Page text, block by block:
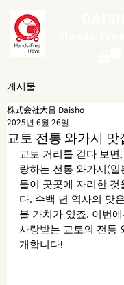
게시물
교토 전통 와가시 맛
株式会社大昌 Daisho
2025년 6월 26일
교토 거리를 걷다 보
랑하는 전통 와가시(일
들이 곳곳에 자리한 것
다. 수백 년 역사의 맛
볼 가치가 있죠. 이번
사랑받는 교토의 전통
개합니다!